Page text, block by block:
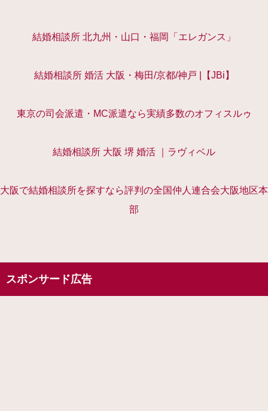
結婚相談所 北九州・山口・福岡「エレガンス」
結婚相談所 婚活 大阪・梅田/京都/神戸 |【JBi】
東京の司会派遣・MC派遣なら実績多数のオフィスルゥ
結婚相談所 大阪 堺 婚活 ｜ラヴィベル
大阪で結婚相談所を探すなら評判の全国仲人連合会大阪地区本
部
スポンサード広告